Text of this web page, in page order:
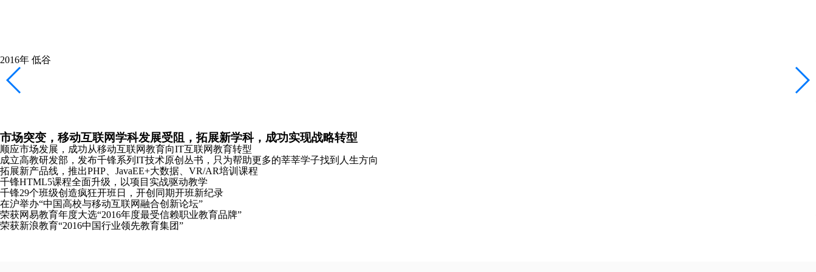
2016年 低谷
市场突变，移动互联网学科发展受阻，拓展新学科，成功实现战略转型
顺应市场发展，成功从移动互联网教育向IT互联网教育转型
成立高教研发部，发布千锋系列IT技术原创丛书，只为帮助更多的莘莘学子找到人生方向
拓展新产品线，推出PHP、JavaEE+大数据、VR/AR培训课程
千锋HTML5课程全面升级，以项目实战驱动教学
千锋29个班级创造疯狂开班日，开创同期开班新纪录
在沪举办“中国高校与移动互联网融合创新论坛”
荣获网易教育年度大选“2016年度最受信赖职业教育品牌”
荣获新浪教育“2016中国行业领先教育集团”